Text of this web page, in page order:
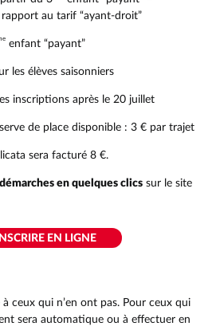
au tarif “ayant-droit”
enfant “payant”
les élèves saisonniers
inscriptions après le 20 juillet
de place disponible : 3 € par trajet
sera facturé 8 €.
en quelques clics sur le site
EN LIGNE
à ceux qui n’en ont pas. Pour ceux qui
sera automatique ou à effectuer en